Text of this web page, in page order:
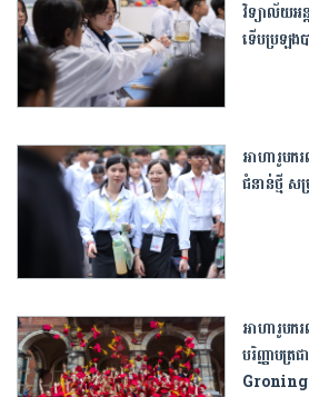
វិទ្យាល័យអ
ទើបប្រឡង
អាហារូបក
ជំនាន់ថ្មី
អាហារូប
បរិញ្ញាបត្